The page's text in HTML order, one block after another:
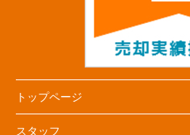
トップページ
スタッフ